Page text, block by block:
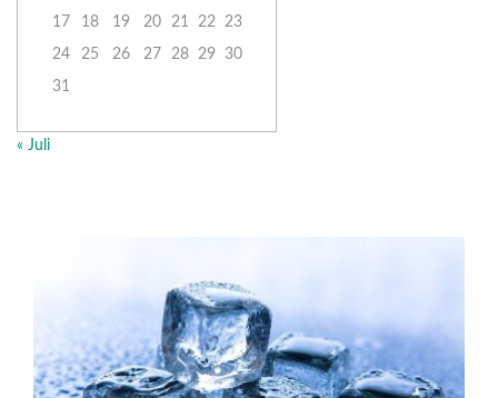
17 18 19 20 21 22 23
24 25 26 27 28 29 30
31
« Juli